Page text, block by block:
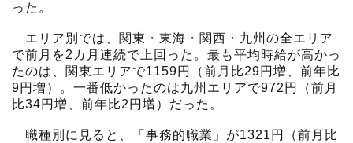
った。
エリア別では、関東・東海・関西・九州の全エリア
で前月を2カ月連続で上回った。最も平均時給が高かっ
たのは、関東エリアで1159円（前月比29円増、前年比
9円増）。一番低かったのは九州エリアで972円（前月
比34円増、前年比2円増）だった。
職種別に見ると、「事務的職業」が1321円（前月比